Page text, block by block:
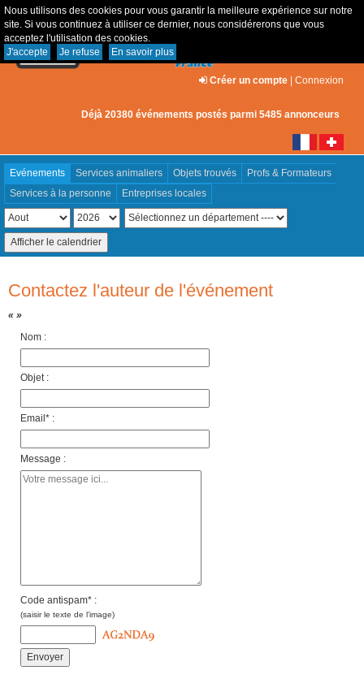
Nous utilisons des cookies pour vous garantir la meilleure expérience sur notre
site. Si vous continuez à utiliser ce dernier, nous considérerons que vous
acceptez l'utilisation des cookies.
J'accepte
Je refuse En savoir plus
Créer un compte | Connexion
Déjà 20380 événements postés parmi 5485 annonceurs
Evénements Services animaliers Objets trouvés
Profs & Formateurs
Services à la personne
Entreprises locales
Contactez l'auteur de l'événement
« »
Nom :
Objet :
Email* :
Message :
Code antispam* :
(saisir le texte de l'image)